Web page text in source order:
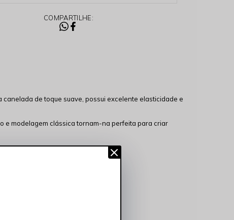
COMPARTILHE:
canelada de toque suave, possui excelente elasticidade e
e modelagem clássica tornam-na perfeita para criar